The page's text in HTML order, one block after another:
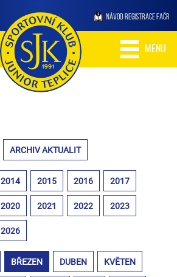
NÁVOD REGISTRACE FAČR
MENU
ARCHIV AKTUALIT
2014 2015 2016 2017
2020 2021 2022 2023
2026
BŘEZEN DUBEN KVĚTEN